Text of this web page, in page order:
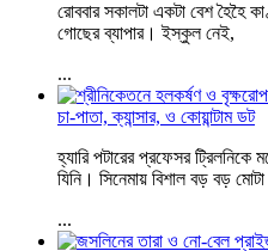
রোববার সকালটা একটা বেশ হৈহৈ
গোছের ব্যাপার। ইস্কুল নেই,
...
চা-পাতা, ক্যান্সার, ও কোয়ান্টাম ডট
হ্যারি পটারের প্রফেসর
যিনি। সিনেমায় বিশাল বড় বড় মোটা
...